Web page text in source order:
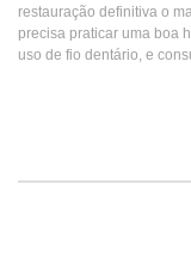
restauração definitiva o
precisa praticar uma boa
uso de fio dentário, e